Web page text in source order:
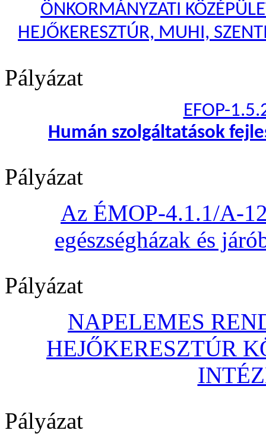
ÖNKORMÁNYZATI
HEJŐKERESZTÚR, MUHI,
Pályázat
EFOP-
Humán szolgáltatások
Pályázat
Az ÉMOP-4.1.1/A-
egészségházak és
Pályázat
NAPELEMES
HEJŐKERESZTÚR
Pályázat